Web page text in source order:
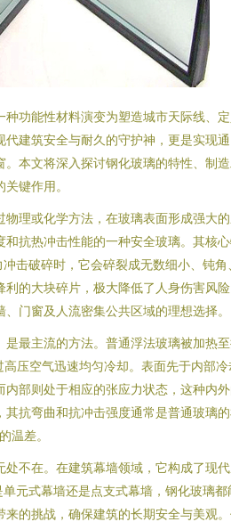
功能性材料演变为塑造城市天际线、
建筑安全与耐久的守护神，更是实现通
本文将深入探讨钢化玻璃的特性、制
键作用。
理或化学方法，在玻璃表面形成强大
抗热冲击性能的一种安全玻璃。其核
击破碎时，它会碎裂成无数细小、钝角
的大块碎片，极大降低了人身伤害风
门窗及人流密集公共区域的理想选择。
最主流的方法。普通浮法玻璃被加热
压空气迅速均匀冷却。表面先于内部冷
部则处于相应的张应力状态，这种内
抗弯曲和抗冲击强度通常是普通玻璃
温差。
不在。在建筑幕墙领域，它构成了现
元式幕墙还是点支式幕墙，钢化玻璃都
的挑战，确保建筑的长期安全与美观